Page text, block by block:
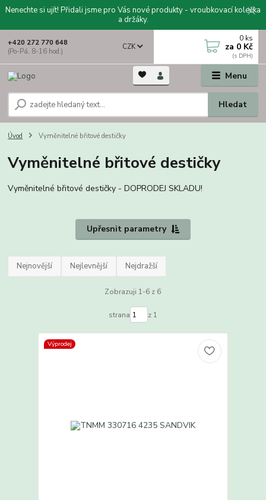
Nenechte si ujít! Přidali jsme pro Vás nové produkty - vroubkovací kolečka
a držáky.
Menu
CZK
Hledat
+420 272 770 648
(Po-Pá, 8-16 hod.)
0 ks
za 0 Kč
Úvod Vyměnitelné břitové destičky
Vyměnitelné břitové destičky
Vyměnitelné břitové destičky - DOPRODEJ SKLADU!
Upřesnit parametry
Nejnovější Nejlevnější Nejdražší
Zobrazuji 1-6 z 6
strana z 1
Výprodej